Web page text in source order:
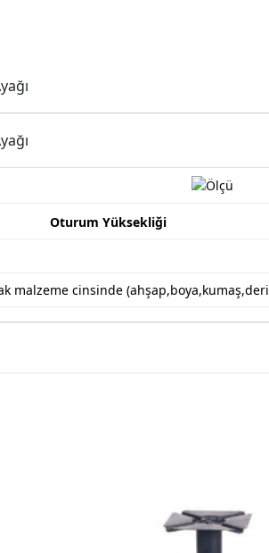
Oturum Yüksekliği
malzeme cinsinde